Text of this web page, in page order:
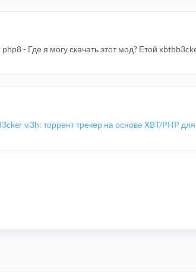
- Где я могу скачать этот мод? Етой
v.3h: торрент трекер на основе XBT/PHP